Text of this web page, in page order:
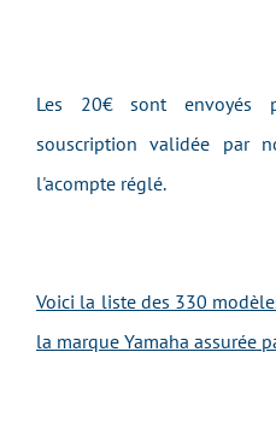
Les 20€ sont envoyés
souscription validée par
l'acompte réglé.
Voici la liste des 330
la marque Yamaha assurée